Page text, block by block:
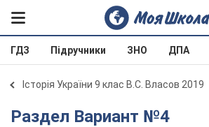
ГДЗ Підручники ЗНО ДПА
Історія України 9 клас В.С. Власов 2019
Раздел Вариант №4